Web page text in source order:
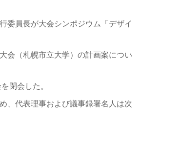
委員長が大会シンポジウム「デザイ
会（札幌市立大学）の計画案につい
閉会した。
、代表理事および議事録署名人は次